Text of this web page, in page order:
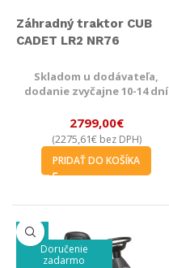
Záhradný traktor CUB
CADET LR2 NR76
Skladom u dodávateľa,
dodanie zvyčajne 10-14 dní
2799,00€
(2275,61€bez DPH)
PRIDAŤ DO KOŠÍKA
-8%
Doručenie
zadarmo